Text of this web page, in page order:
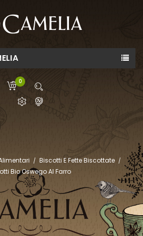
0
Biscotti E Fette Biscottate
Bio Oswego Al Farro